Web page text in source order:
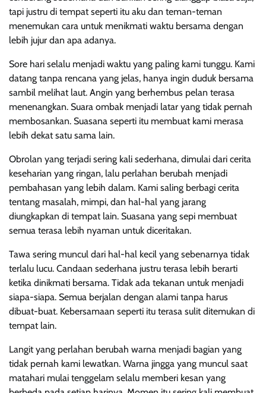
tapi justru di tempat seperti itu aku dan teman-teman
menemukan cara untuk menikmati waktu bersama dengan
lebih jujur dan apa adanya.
Sore hari selalu menjadi waktu yang paling kami tunggu. Kami
datang tanpa rencana yang jelas, hanya ingin duduk bersama
sambil melihat laut. Angin yang berhembus pelan terasa
menenangkan. Suara ombak menjadi latar yang tidak pernah
membosankan. Suasana seperti itu membuat kami merasa
lebih dekat satu sama lain.
Obrolan yang terjadi sering kali sederhana, dimulai dari cerita
keseharian yang ringan, lalu perlahan berubah menjadi
pembahasan yang lebih dalam. Kami saling berbagi cerita
tentang masalah, mimpi, dan hal-hal yang jarang
diungkapkan di tempat lain. Suasana yang sepi membuat
semua terasa lebih nyaman untuk diceritakan.
Tawa sering muncul dari hal-hal kecil yang sebenarnya tidak
terlalu lucu. Candaan sederhana justru terasa lebih berarti
ketika dinikmati bersama. Tidak ada tekanan untuk menjadi
siapa-siapa. Semua berjalan dengan alami tanpa harus
dibuat-buat. Kebersamaan seperti itu terasa sulit ditemukan di
tempat lain.
Langit yang perlahan berubah warna menjadi bagian yang
tidak pernah kami lewatkan. Warna jingga yang muncul saat
matahari mulai tenggelam selalu memberi kesan yang